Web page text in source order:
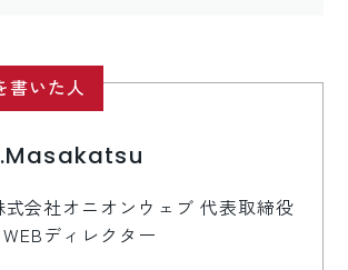
書いた人
式会社オニオンウェブ 代表取締役
ディレクター